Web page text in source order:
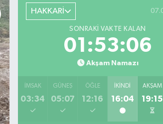
HAKKARİ
SONRAKI VAKTE KALAN
01:53:06
Akşam Namazı
İMSAK
03:34
GÜNEŞ
05:07
ÖĞLE
12:16
İKINDI
16:04
AKŞAM
19:15